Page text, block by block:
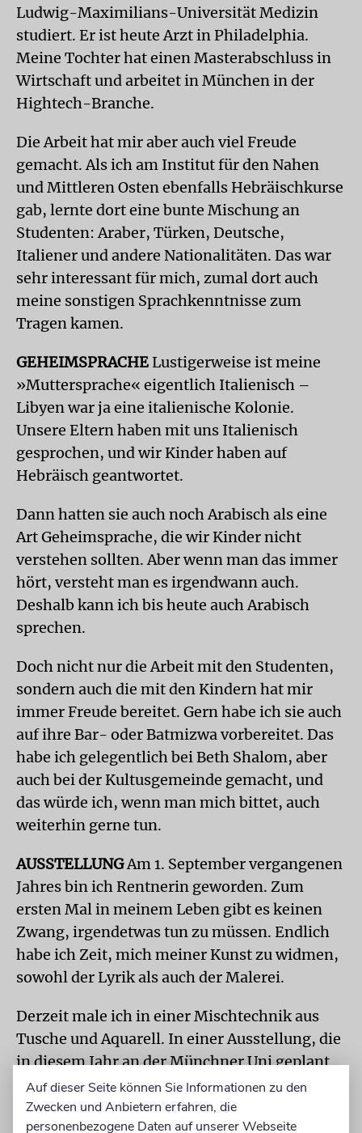
Ludwig-Maximilians-Universität Medizin
studiert. Er ist heute Arzt in Philadelphia.
Meine Tochter hat einen Masterabschluss in
Wirtschaft und arbeitet in München in der
Hightech-Branche.
Die Arbeit hat mir aber auch viel Freude
gemacht. Als ich am Institut für den Nahen
und Mittleren Osten ebenfalls Hebräischkurse
gab, lernte dort eine bunte Mischung an
Studenten: Araber, Türken, Deutsche,
Italiener und andere Nationalitäten. Das war
sehr interessant für mich, zumal dort auch
meine sonstigen Sprachkenntnisse zum
Tragen kamen.
GEHEIMSPRACHE Lustigerweise ist meine
»Muttersprache« eigentlich Italienisch –
Libyen war ja eine italienische Kolonie.
Unsere Eltern haben mit uns Italienisch
gesprochen, und wir Kinder haben auf
Hebräisch geantwortet.
Dann hatten sie auch noch Arabisch als eine
Art Geheimsprache, die wir Kinder nicht
verstehen sollten. Aber wenn man das immer
hört, versteht man es irgendwann auch.
Deshalb kann ich bis heute auch Arabisch
sprechen.
Doch nicht nur die Arbeit mit den Studenten,
sondern auch die mit den Kindern hat mir
immer Freude bereitet. Gern habe ich sie auch
auf ihre Bar- oder Batmizwa vorbereitet. Das
habe ich gelegentlich bei Beth Shalom, aber
auch bei der Kultusgemeinde gemacht, und
das würde ich, wenn man mich bittet, auch
weiterhin gerne tun.
AUSSTELLUNGAm 1. September vergangenen
Jahres bin ich Rentnerin geworden. Zum
ersten Mal in meinem Leben gibt es keinen
Zwang, irgendetwas tun zu müssen. Endlich
habe ich Zeit, mich meiner Kunst zu widmen,
sowohl der Lyrik als auch der Malerei.
Derzeit male ich in einer Mischtechnik aus
Tusche und Aquarell. In einer Ausstellung, die
in diesem Jahr an der Münchner Uni geplant
ist, möchte ich die Bilder gern in Beziehung zu
meiner Lyrik setzen. Die habe ich mittlerweile
ins Deutsche und Englische übersetzt, und zu
Auf dieser Seite können Sie Informationen zu den
Zwecken und Anbietern erfahren, die
personenbezogene Daten auf unserer Webseite